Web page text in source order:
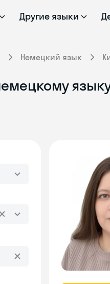
Другие языки
Немецкий язык